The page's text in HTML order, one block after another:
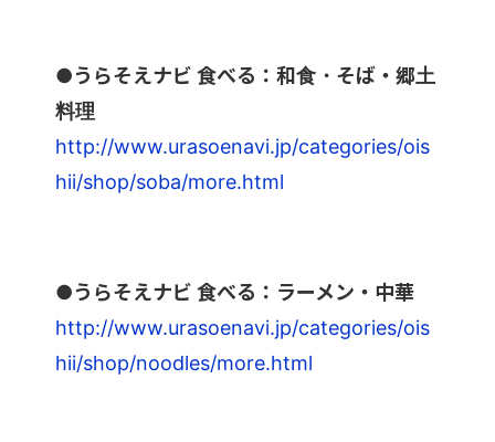
●うらそえナビ 食べる：和食・そば・郷土
料理
http://www.urasoenavi.jp/categories/ois
hii/shop/soba/more.html
●うらそえナビ 食べる：ラーメン・中華
http://www.urasoenavi.jp/categories/ois
hii/shop/noodles/more.html